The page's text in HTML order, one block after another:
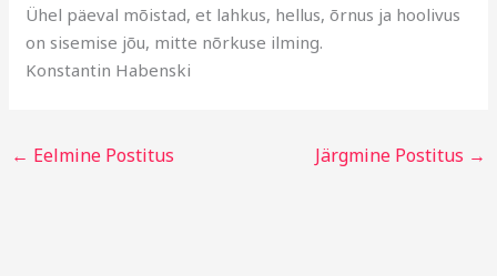
Ühel päeval mõistad, et lahkus, hellus, õrnus ja hoolivus
on sisemise jõu, mitte nõrkuse ilming.
Konstantin Habenski
← Eelmine Postitus Järgmine Postitus →